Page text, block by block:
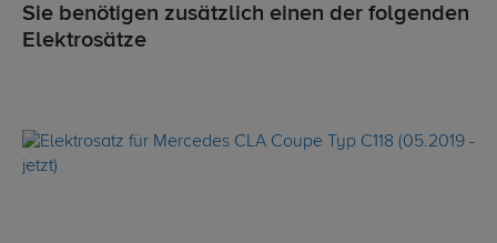
Sie benötigen zusätzlich einen der folgenden
Elektrosätze